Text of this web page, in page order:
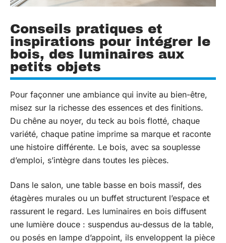
Conseils pratiques et
inspirations pour intégrer le
bois, des luminaires aux
petits objets
Pour façonner une ambiance qui invite au bien-être,
misez sur la richesse des essences et des finitions.
Du chêne au noyer, du teck au bois flotté, chaque
variété, chaque patine imprime sa marque et raconte
une histoire différente. Le bois, avec sa souplesse
d’emploi, s’intègre dans toutes les pièces.
Dans le salon, une table basse en bois massif, des
étagères murales ou un buffet structurent l’espace et
rassurent le regard. Les luminaires en bois diffusent
une lumière douce : suspendus au-dessus de la table,
ou posés en lampe d’appoint, ils enveloppent la pièce